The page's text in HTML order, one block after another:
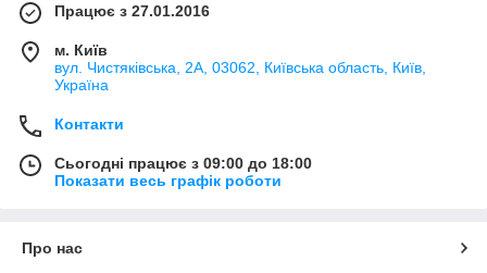
Працює з 27.01.2016
м. Київ
вул. Чистяківська, 2А, 03062, Київська область, Київ,
Україна
Контакти
Сьогодні працює з 09:00 до 18:00
Показати весь графік роботи
Про нас